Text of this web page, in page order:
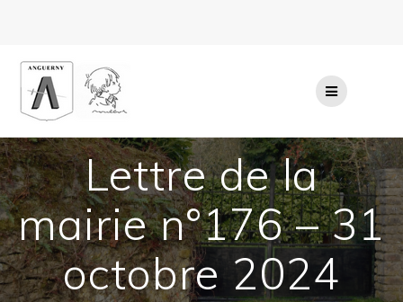
Lettre de la
mairie n°176 – 31
octobre 2024